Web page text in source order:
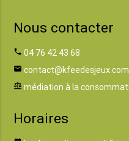
Nous contacter
phone 04 76 42 43 68
email contact@kfeedesjeux.com
balance médiation à la
Horaires